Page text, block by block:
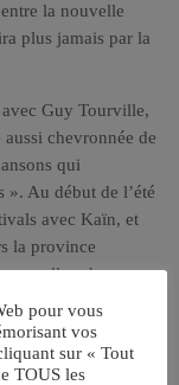
la nouvelle
plus jamais par la
Guy Tourville,
chevronnée de
qui
». Au début de l’été
avec Kaïn, et
la province
nouvelles chansons.
plaisir de conquérir
magiques qui
pour vous
vos
sur « Tout
TOUS les